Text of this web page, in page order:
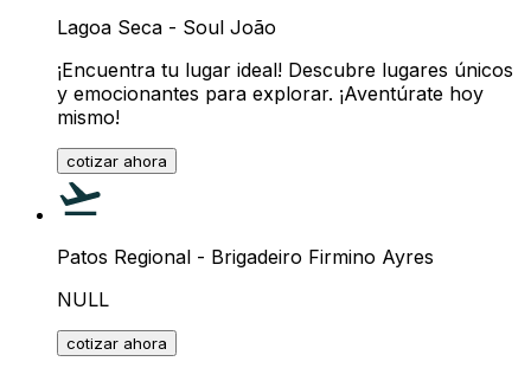
Lagoa Seca - Soul João
¡Encuentra tu lugar ideal! Descubre lugares únicos
y emocionantes para explorar. ¡Aventúrate hoy
mismo!
cotizar ahora
Patos Regional - Brigadeiro Firmino Ayres
NULL
cotizar ahora